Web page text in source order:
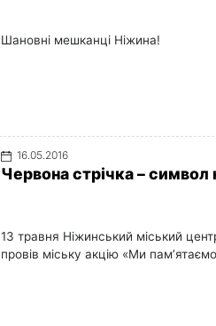
Шановні мешканці Ніжина!
16.05.2016
Червона стрічка – символ
13 травня Ніжинський міський
провів міську акцію «Ми